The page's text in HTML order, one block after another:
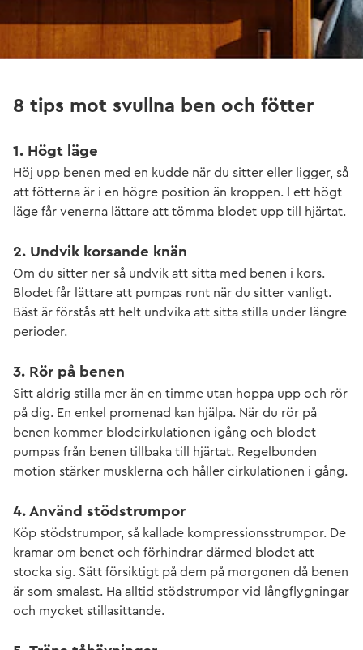
8 tips mot svullna ben och fötter
1. Högt läge
Höj upp benen med en kudde när du sitter eller ligger, så
att fötterna är i en högre position än kroppen. I ett högt
läge får venerna lättare att tömma blodet upp till hjärtat.
2. Undvik korsande knän
Om du sitter ner så undvik att sitta med benen i kors.
Blodet får lättare att pumpas runt när du sitter vanligt.
Bäst är förstås att helt undvika att sitta stilla under längre
perioder.
3. Rör på benen
Sitt aldrig stilla mer än en timme utan hoppa upp och rör
på dig. En enkel promenad kan hjälpa. När du rör på
benen kommer blodcirkulationen igång och blodet
pumpas från benen tillbaka till hjärtat. Regelbunden
motion stärker musklerna och håller cirkulationen i gång.
4. Använd stödstrumpor
Köp stödstrumpor, så kallade kompressionsstrumpor. De
kramar om benet och förhindrar därmed blodet att
stocka sig. Sätt försiktigt på dem på morgonen då benen
är som smalast. Ha alltid stödstrumpor vid långflygningar
och mycket stillasittande.